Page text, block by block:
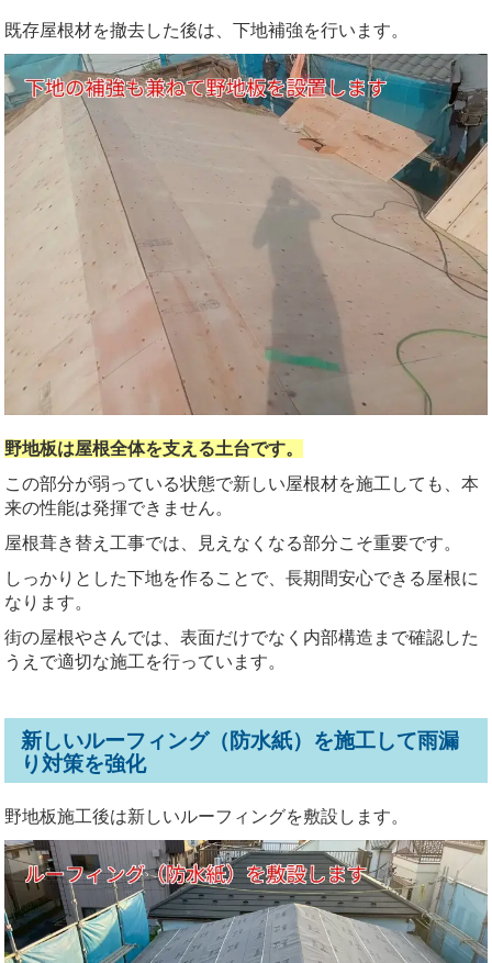
既存屋根材を撤去した後は、下地補強を行います。
野地板は屋根全体を支える土台です。
この部分が弱っている状態で新しい屋根材を施工しても、本
来の性能は発揮できません。
屋根葺き替え工事では、見えなくなる部分こそ重要です。
しっかりとした下地を作ることで、長期間安心できる屋根に
なります。
街の屋根やさんでは、表面だけでなく内部構造まで確認した
うえで適切な施工を行っています。
新しいルーフィング（防水紙）を施工して雨漏
り対策を強化
野地板施工後は新しいルーフィングを敷設します。